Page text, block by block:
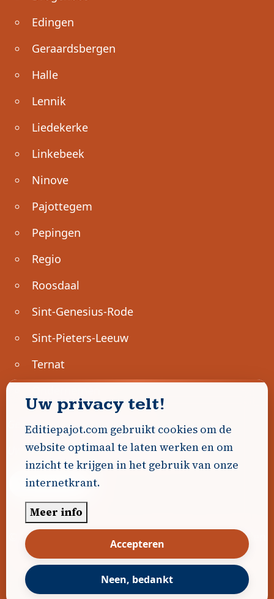
Edingen
Geraardsbergen
Halle
Lennik
Liedekerke
Linkebeek
Ninove
Pajottegem
Pepingen
Regio
Roosdaal
Sint-Genesius-Rode
Sint-Pieters-Leeuw
Ternat
Geen advertenties gevonden.
Uw advertentie hier? Contacteer ons!
Word Partner!
© 2026 Editiepajot.com
Algemene voorwaarden
|Disclaimer Privacybeleid Cookiebeleid|
Gerealiseerd doorDavidHosse.net
Uw privacy telt!
Editiepajot.com gebruikt cookies om de
website optimaal te laten werken en om
inzicht te krijgen in het gebruik van onze
internetkrant.
Meer info
Accepteren
Neen, bedankt